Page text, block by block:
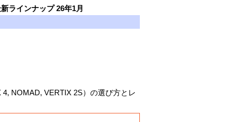
ラインナップ 26年1月
NOMAD, VERTIX 2S）の選び方とレ